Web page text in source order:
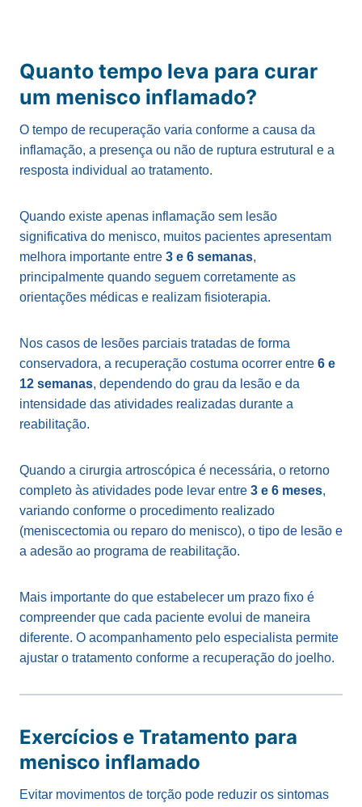
Quanto tempo leva para curar
um menisco inflamado?
O tempo de recuperação varia conforme a causa da
inflamação, a presença ou não de ruptura estrutural e a
resposta individual ao tratamento.
Quando existe apenas inflamação sem lesão
significativa do menisco, muitos pacientes apresentam
melhora importante entre 3 e 6 semanas,
principalmente quando seguem corretamente as
orientações médicas e realizam fisioterapia.
Nos casos de lesões parciais tratadas de forma
conservadora, a recuperação costuma ocorrer entre 6 e
12 semanas, dependendo do grau da lesão e da
intensidade das atividades realizadas durante a
reabilitação.
Quando a cirurgia artroscópica é necessária, o retorno
completo às atividades pode levar entre 3 e 6 meses,
variando conforme o procedimento realizado
(meniscectomia ou reparo do menisco), o tipo de lesão e
a adesão ao programa de reabilitação.
Mais importante do que estabelecer um prazo fixo é
compreender que cada paciente evolui de maneira
diferente. O acompanhamento pelo especialista permite
ajustar o tratamento conforme a recuperação do joelho.
Exercícios e Tratamento para
menisco inflamado
Evitar movimentos de torção pode reduzir os sintomas